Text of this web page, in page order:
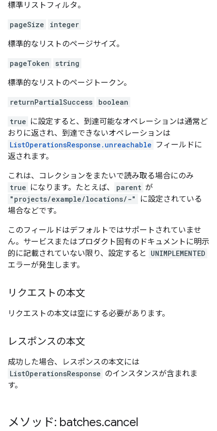
標準リストフィルタ。
pageSize integer
標準的なリストのページサイズ。
pageToken string
標準的なリストのページトークン。
returnPartialSuccess boolean
true に設定すると、到達可能なオペレーションは通常ど
おりに返され、到達できないオペレーションは
ListOperationsResponse.unreachable フィールドに
返されます。
これは、コレクションをまたいで読み取る場合にのみ
true になります。たとえば、 parent が
"projects/example/locations/-"
に設定されている
場合などです。
このフィールドはデフォルトではサポートされていませ
ん。サービスまたはプロダクト固有のドキュメントに明示
的に記載されていない限り、設定すると
UNIMPLEMENTED
エラーが発生します。
リクエストの本文
リクエストの本文は空にする必要があります。
レスポンスの本文
成功した場合、レスポンスの本文には
ListOperationsResponse のインスタンスが含まれま
す。
メソッド: batches.cancel